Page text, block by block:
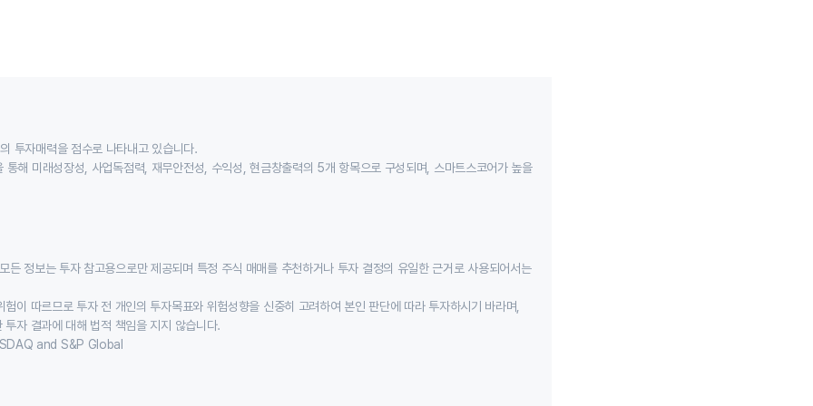
투자매력을 점수로 나타내고 있습니다.
통해 미래성장성, 사업독점력, 재무안전성, 수익성, 현금창출력의 5개 항목으로 구성되며, 스마트스코어가 높을
든 정보는 투자 참고용으로만 제공되며 특정 주식 매매를 추천하거나 투자 결정의 유일한 근거로 사용되어서는
이 따르므로 투자 전 개인의 투자목표와 위험성향을 신중히 고려하여 본인 판단에 따라 투자하시기 바라며,
투자 결과에 대해 법적 책임을 지지 않습니다.
and S&P Global